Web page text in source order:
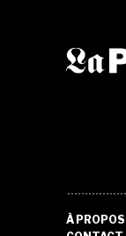
À PROPOS